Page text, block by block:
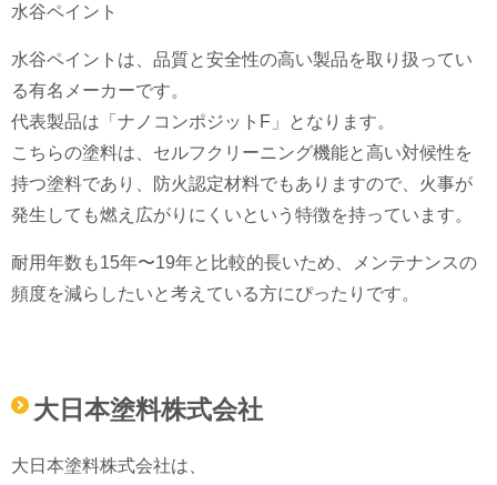
水谷ペイント
水谷ペイントは、品質と安全性の高い製品を取り扱ってい
る有名メーカーです。
代表製品は「ナノコンポジットF」となります。
こちらの塗料は、セルフクリーニング機能と高い対候性を
持つ塗料であり、防火認定材料でもありますので、火事が
発生しても燃え広がりにくいという特徴を持っています。
耐用年数も15年〜19年と比較的長いため、メンテナンスの
頻度を減らしたいと考えている方にぴったりです。
大日本塗料株式会社
大日本塗料株式会社は、